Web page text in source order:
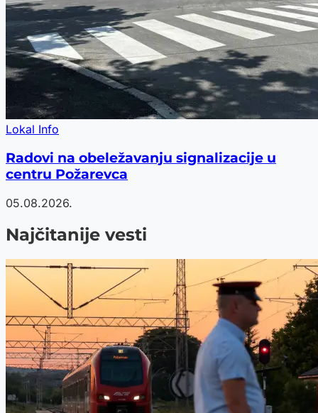
Lokal Info
Radovi na obeležavanju signalizacije u
centru Požarevca
05.08.2026.
Najčitanije vesti